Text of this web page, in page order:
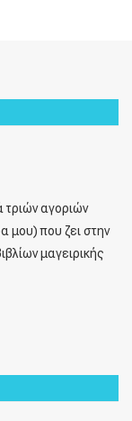
τριών αγοριών
μου) που ζει στην
μαγειρικής